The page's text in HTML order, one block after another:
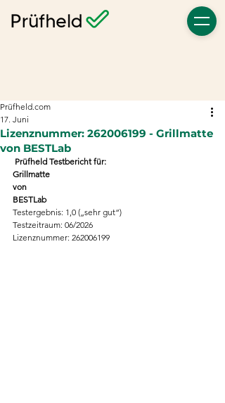
Lizenznummer: 262006199 - Grillmatte
von BESTLab
Prüfheld.com
17. Juni
Prüfheld Testbericht für:
Grillmatte
von
BESTLab
Testergebnis: 1,0 („sehr gut“)
Testzeitraum: 06/2026
Lizenznummer: 262006199